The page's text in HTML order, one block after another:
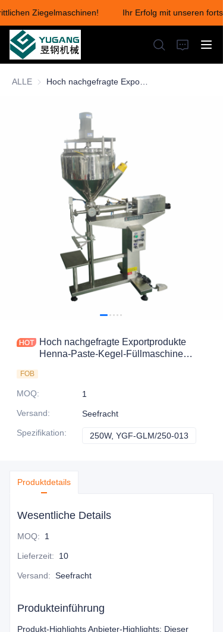
Ziegelmaschinen!
Ihr Erfolg mit unseren
Ihr Erfolg mit unseren
fortschrittlichen
Ziegelmaschinen!
ALLE
Hoch nachgefragte Exportprodukte
Henna-Paste-Kegel-Füllmaschine
FOB
MOQ:
1
Versand:
Seefracht
Spezifikation: 250W, YGF-GLM/250-013
Produktdetails
Wesentliche Details
MOQ: 1
Lieferzeit: 10
Versand: Seefracht
Produkteinführung
Produkt-Highlights Anbieter-Highlights: Dieser
ÜBER UNS
KONTAKTIEREN SIE UNS